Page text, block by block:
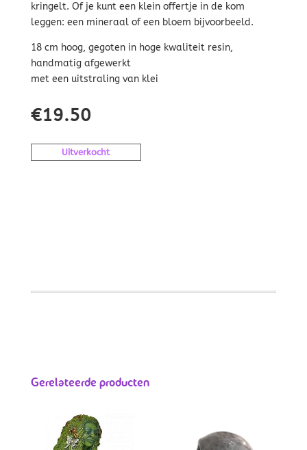
kringelt. Of je kunt een klein offertje in de kom
leggen: een mineraal of een bloem bijvoorbeeld.
18 cm hoog, gegoten in hoge kwaliteit resin,
handmatig afgewerkt
met een uitstraling van klei
€19.50
Uitverkocht
Gerelateerde producten